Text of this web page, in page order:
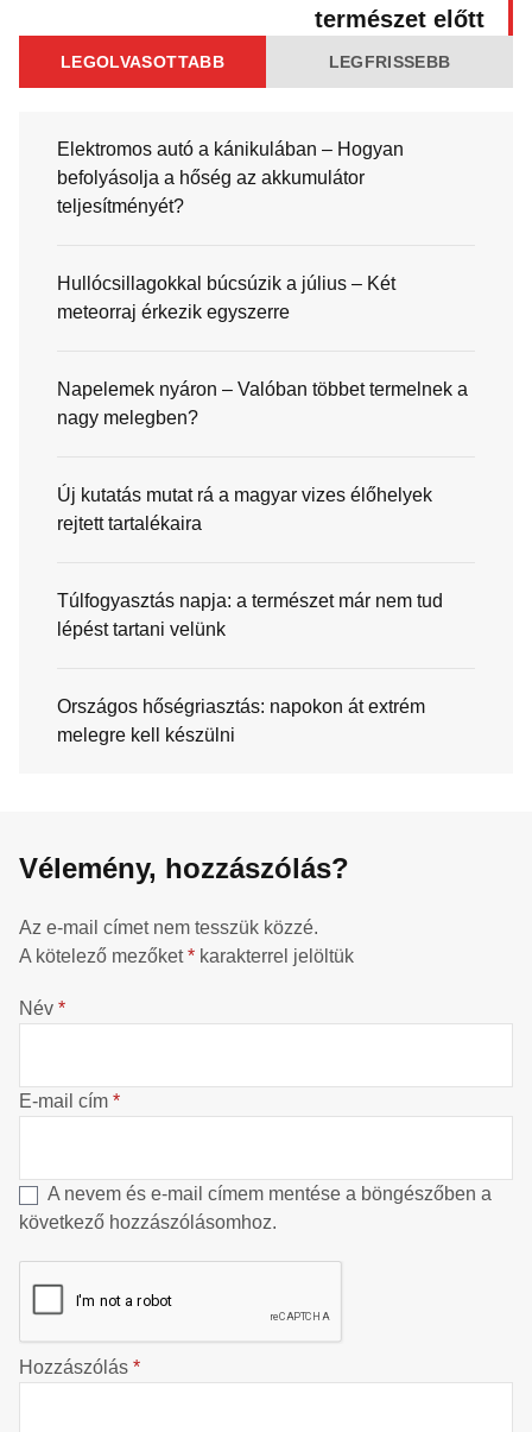
természet előtt
LEGOLVASOTTABB LEGFRISSEBB
Elektromos autó a kánikulában – Hogyan
befolyásolja a hőség az akkumulátor
teljesítményét?
Hullócsillagokkal búcsúzik a július – Két
meteorraj érkezik egyszerre
Napelemek nyáron – Valóban többet termelnek a
nagy melegben?
Új kutatás mutat rá a magyar vizes élőhelyek
rejtett tartalékaira
Túlfogyasztás napja: a természet már nem tud
lépést tartani velünk
Országos hőségriasztás: napokon át extrém
melegre kell készülni
Vélemény, hozzászólás?
Az e-mail címet nem tesszük közzé.
A kötelező mezőket* karakterrel jelöltük
Név *
E-mail cím *
A nevem és e-mail címem mentése a böngészőben a
következő hozzászólásomhoz.
Hozzászólás *